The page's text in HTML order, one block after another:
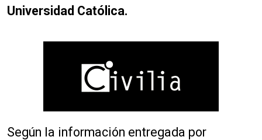
Universidad Católica.
Según la información entregada por